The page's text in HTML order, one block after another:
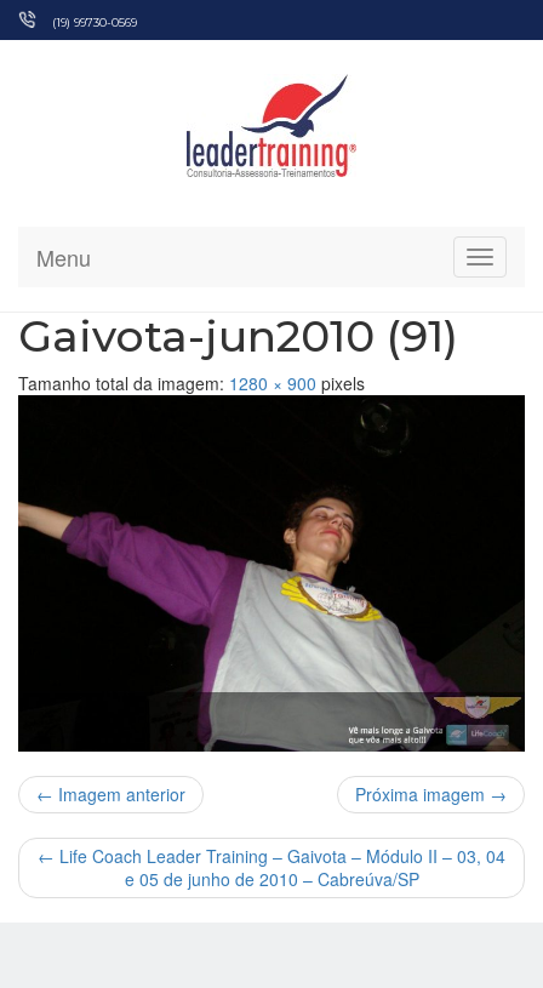
Pular
(19) 99730-0569
Menu
Gaivota-jun2010 (91)
Tamanho total da imagem: 1280 × 900 pixels
← Imagem anterior Próxima imagem →
← Life Coach Leader Training – Gaivota – Módulo II – 03, 04
e 05 de junho de 2010 – Cabreúva/SP